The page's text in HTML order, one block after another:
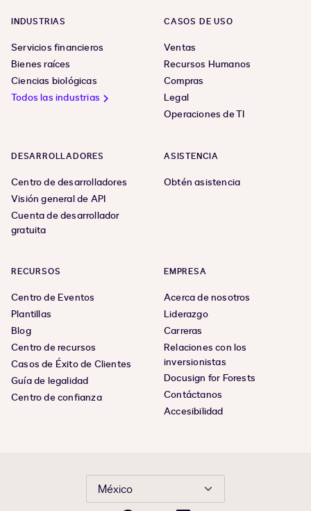
INDUSTRIAS
Servicios financieros
Bienes raíces
Ciencias biológicas
Todos las industrias
CASOS DE USO
Ventas
Recursos Humanos
Compras
Legal
Operaciones de TI
DESARROLLADORES
Centro de desarrolladores
Visión general de API
Cuenta de desarrollador
gratuita
ASISTENCIA
Obtén asistencia
RECURSOS
Centro de Eventos
Plantillas
Blog
Centro de recursos
Casos de Éxito de Clientes
Guía de legalidad
Centro de confianza
EMPRESA
Acerca de nosotros
Liderazgo
Carreras
Relaciones con los
inversionistas
Docusign for Forests
Contáctanos
Accesibilidad
México